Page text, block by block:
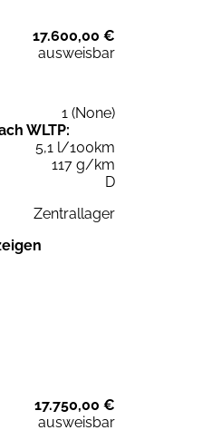
17.600,00 €
ausweisbar
1 (None)
WLTP:
5,1 l/100km
117 g/km
D
Zentrallager
17.750,00 €
ausweisbar